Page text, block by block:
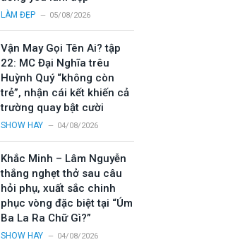
LÀM ĐẸP 05/08/2026
Vận May Gọi Tên Ai? tập
22: MC Đại Nghĩa trêu
Huỳnh Quý “không còn
trẻ”, nhận cái kết khiến cả
trường quay bật cười
SHOW HAY 04/08/2026
Khắc Minh – Lâm Nguyễn
thắng nghẹt thở sau câu
hỏi phụ, xuất sắc chinh
phục vòng đặc biệt tại “Úm
Ba La Ra Chữ Gì?”
SHOW HAY 04/08/2026